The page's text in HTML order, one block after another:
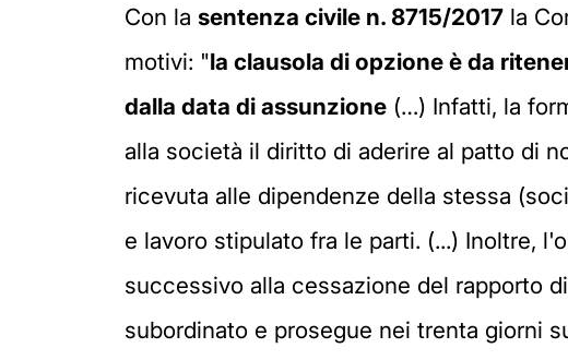
Con la sentenza civile n. 8715/2017 la
motivi: "la clausola di opzione è da
dalla data di assunzione (…) Infatti, la
alla società il diritto di aderire al patto di
ricevuta alle dipendenze della stessa
e lavoro stipulato fra le parti. (...) Inoltre,
successivo alla cessazione del rapporto
subordinato e prosegue nei trenta giorni